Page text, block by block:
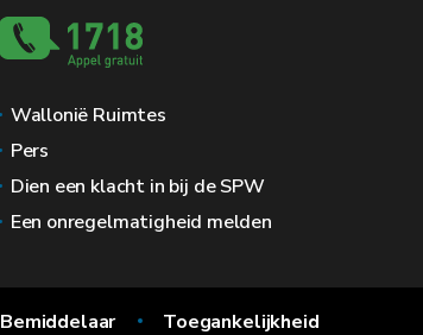
Wallonië Ruimtes
Pers
Dien een klacht in bij de SPW
Een onregelmatigheid melden
Bemiddelaar Toegankelijkheid